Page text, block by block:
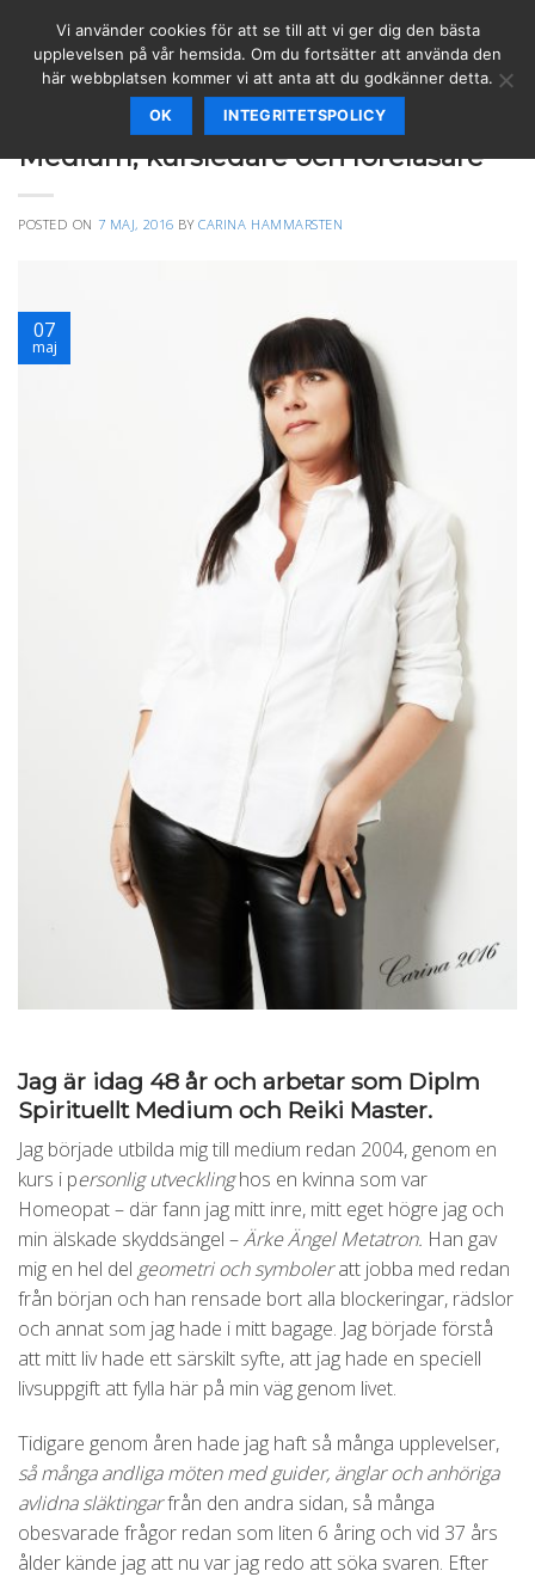
content
SPIRITUELLT
Medium, kursledare och föreläsare
POSTED ON 7 MAJ, 2016 BYCARINA HAMMARSTEN
07
maj
Jag är idag 48 år och arbetar som Diplm
Spirituellt Medium och Reiki Master.
Jag började utbilda mig till medium redan 2004, genom en
kurs i personlig utvecklinghos en kvinna som var
Homeopat – där fann jag mitt inre, mitt eget högre jag och
min älskade skyddsängel –Ärke Ängel Metatron. Han gav
mig en hel del geometri och symboleratt jobba med redan
från början och han rensade bort alla blockeringar, rädslor
och annat som jag hade i mitt bagage. Jag började förstå
att mitt liv hade ett särskilt syfte, att jag hade en speciell
livsuppgift att fylla här på min väg genom livet.
Tidigare genom åren hade jag haft så många upplevelser,
så många andliga möten med guider, änglar och anhöriga
avlidna släktingarfrån den andra sidan, så många
obesvarade frågor redan som liten 6 åring och vid 37 års
ålder kände jag att nu var jag redo att söka svaren. Efter
Vi använder cookies för att se till att vi ger dig den bästa
upplevelsen på vår hemsida. Om du fortsätter att använda den
här webbplatsen kommer vi att anta att du godkänner detta.
OK INTEGRITETSPOLICY